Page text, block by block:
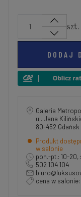
szt.
DODAJ
Galeria
ul. Jana
80-452 Gdańsk
Produkt
w salonie
pon.-pt.: 10-20,
502 104 104
cena w salonie: